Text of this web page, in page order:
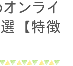
ンライ
【特徴